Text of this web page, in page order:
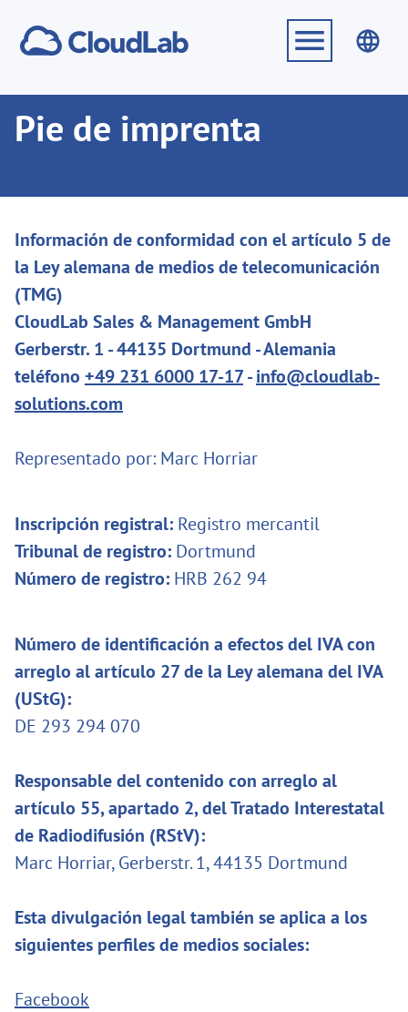
Pie de imprenta
Información de conformidad con el artículo 5 de
la Ley alemana de medios de telecomunicación
(TMG)
CloudLab Sales & Management GmbH
Gerberstr. 1 - 44135 Dortmund - Alemania
teléfono +49 231 6000 17-17-info@cloudlab-
solutions.com
Representado por: Marc Horriar
Inscripción registral: Registro mercantil
Tribunal de registro: Dortmund
Número de registro: HRB 262 94
Número de identificación a efectos del IVA con
arreglo al artículo 27 de la Ley alemana del IVA
(UStG):
DE 293 294 070
Responsable del contenido con arreglo al
artículo 55, apartado 2, del Tratado Interestatal
de Radiodifusión (RStV):
Marc Horriar, Gerberstr. 1, 44135 Dortmund
Esta divulgación legal también se aplica a los
siguientes perfiles de medios sociales:
Facebook